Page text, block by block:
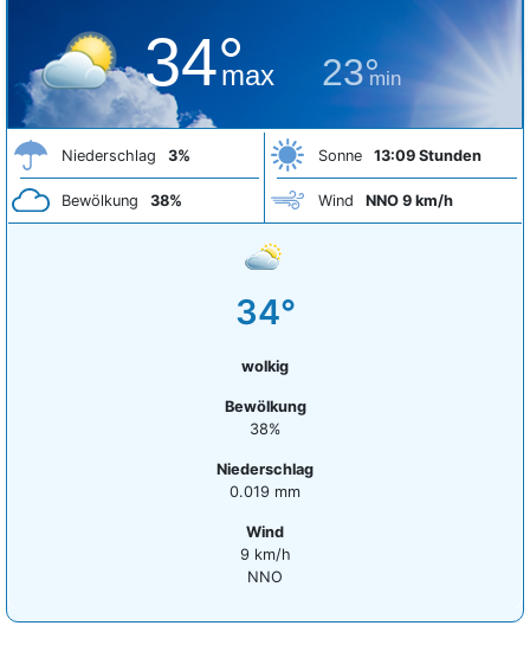
34°
max 23°
min
Niederschlag 3%
Bewölkung 38%
Sonne 13:09 Stunden
Wind NNO 9 km/h
34°
wolkig
Bewölkung
38%
Niederschlag
0.019 mm
Wind
9 km/h
NNO